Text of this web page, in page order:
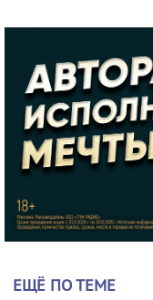
ЕЩЁ ПО ТЕМЕ